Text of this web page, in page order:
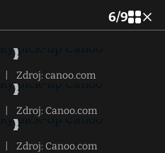
6/9
Zdroj: canoo.com
Zdroj: Canoo.com
Zdroj: Canoo.com